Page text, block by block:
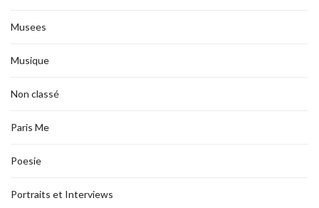
Musees
Musique
Non classé
Paris Me
Poesie
Portraits et Interviews